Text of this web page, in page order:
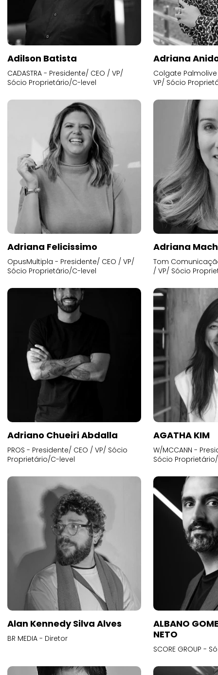
Adilson Batista
CADASTRA - Presidente/ CEO / VP/
Sócio Proprietário/C-level
Adriana
Colgate
VP/ Sócio
Adriana Felicissimo
OpusMultipla - Presidente/ CEO / VP/
Sócio Proprietário/C-level
Adriana
Tom
/ VP/ Sócio
Adriano Chueiri Abdalla
PROS - Presidente/ CEO / VP/ Sócio
Proprietário/C-level
AGATHA KIM
W/MCCANN -
Sócio
Alan Kennedy Silva Alves
BR MEDIA - Diretor
ALBANO
NETO
SCORE GROUP -